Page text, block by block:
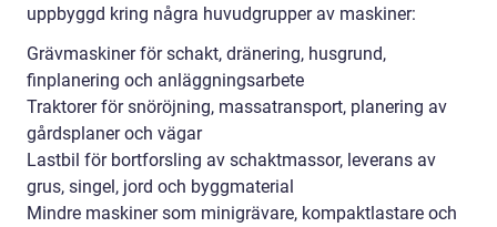
uppbyggd kring några huvudgrupper av maskiner:
Grävmaskiner för schakt, dränering, husgrund,
finplanering och anläggningsarbete
Traktorer för snöröjning, massatransport, planering av
gårdsplaner och vägar
Lastbil för bortforsling av schaktmassor, leverans av
grus, singel, jord och byggmaterial
Mindre maskiner som minigrävare, kompaktlastare och